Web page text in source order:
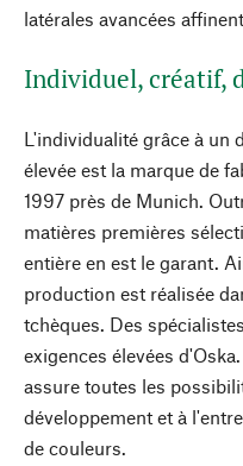
latérales avancées
Individuel, créatif,
L'individualité grâce à un
élevée est la marque de
1997 près de Munich.
matières premières
entière en est le garant.
production est réalisée
tchèques. Des
exigences élevées
assure toutes les
développement et à
de couleurs.